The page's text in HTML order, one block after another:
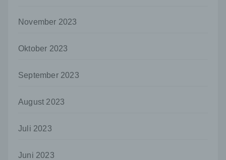
November 2023
Oktober 2023
September 2023
August 2023
Juli 2023
Juni 2023
das Recht der Mitgliedstaaten vorgegeben,
Kriterien seiner Benennung nach dem
Mitgliedstaaten vorgesehen werden.
Auftragsverarbeiter ist eine natürliche oder
oder andere Stelle, die personenbezogene
Daten im Auftrag des Verantwortlichen